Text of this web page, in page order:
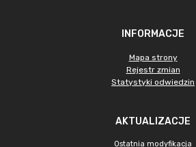
INFORMACJE
Mapa strony
Rejestr zmian
Statystyki odwiedzin
AKTUALIZACJE
Ostatnia modyfikacja